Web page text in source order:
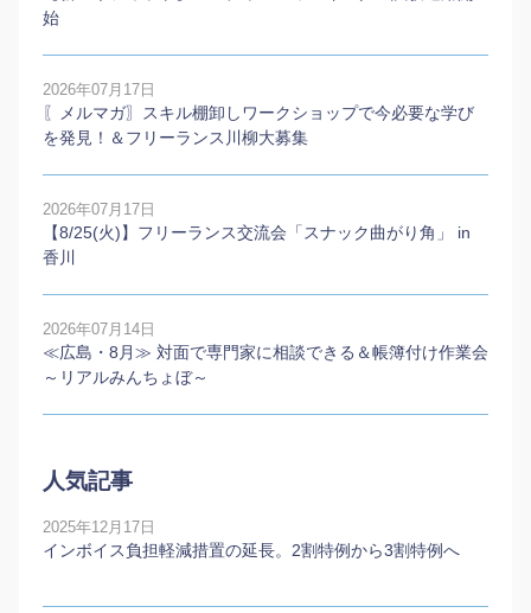
始
2026年07月17日
〖メルマガ〗スキル棚卸しワークショップで今必要な学び
を発見！＆フリーランス川柳大募集
2026年07月17日
【8/25(火)】フリーランス交流会「スナック曲がり角」 in
香川
2026年07月14日
≪広島・8月≫ 対面で専門家に相談できる＆帳簿付け作業会
～リアルみんちょぼ～
人気記事
2025年12月17日
インボイス負担軽減措置の延長。2割特例から3割特例へ